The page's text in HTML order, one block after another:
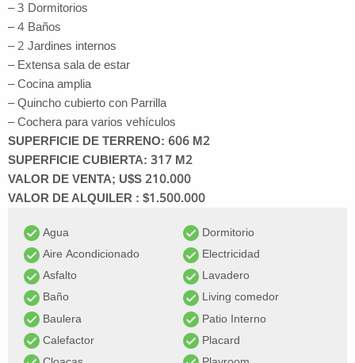
– 3 Dormitorios
– 4 Baños
– 2 Jardines internos
– Extensa sala de estar
– Cocina amplia
– Quincho cubierto con Parrilla
– Cochera para varios vehículos
SUPERFICIE DE TERRENO: 606 M2
SUPERFICIE CUBIERTA: 317 M2
VALOR DE VENTA; U$S 210.000
VALOR DE ALQUILER : $1.500.000
Agua
Aire Acondicionado
Asfalto
Baño
Baulera
Calefactor
Dormitorio
Electricidad
Lavadero
Living comedor
Patio Interno
Placard